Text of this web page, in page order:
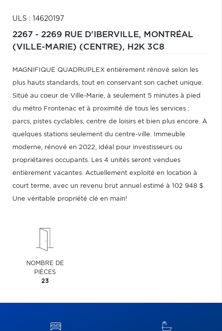
ULS : 14620197
2267 - 2269 RUE D'IBERVILLE, MONTRÉAL
(VILLE-MARIE) (CENTRE), H2K 3C8
MAGNIFIQUE QUADRUPLEX entièrement rénové selon les
plus hauts standards, tout en conservant son cachet unique.
Situé au coeur de Ville-Marie, à seulement 5 minutes à pied
du métro Frontenac et à proximité de tous les services :
parcs, pistes cyclables, centre de loisirs et bien plus encore. À
quelques stations seulement du centre-ville. Immeuble
moderne, rénové en 2022, idéal pour investisseurs ou
propriétaires occupants. Les 4 unités seront vendues
entièrement vacantes. Actuellement exploité en location à
court terme, avec un revenu brut annuel estimé à 102 948 $.
Une véritable propriété clé en main!
NOMBRE DE
PIÈCES
23